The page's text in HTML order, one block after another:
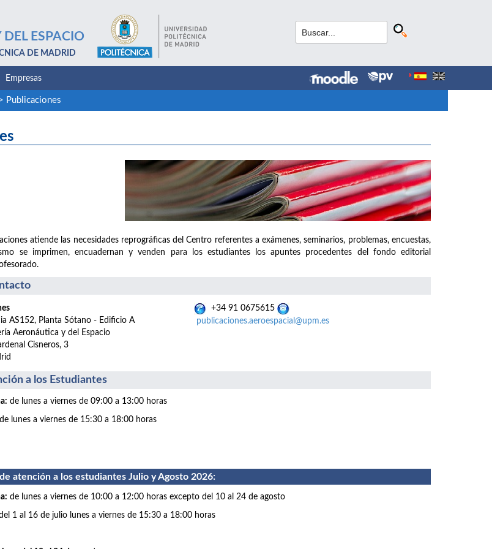
DEL ESPACIO
DE MADRID
Empresas
Publicaciones
atiende las necesidades reprográficas del Centro referentes a exámenes, seminarios, problemas, encuestas,
se imprimen, encuadernan y venden para los estudiantes los apuntes procedentes del fondo editorial
AS152, Planta Sótano - Edificio A
Aeronáutica y del Espacio
Cisneros, 3
+34 91 0675615
publicaciones.aeroespacial@upm.es
a los Estudiantes
de lunes a viernes de 09:00 a 13:00 horas
de lunes a viernes de 15:30 a 18:00 horas
atención a los estudiantes Julio y Agosto 2026:
de lunes a viernes de 10:00 a 12:00 horas excepto del 10 al 24 de agosto
1 al 16 de julio lunes a viernes de 15:30 a 18:00 horas